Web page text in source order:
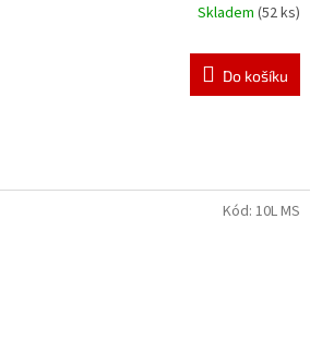
Skladem (52 ks)
Do košíku
Kód: 10L MS